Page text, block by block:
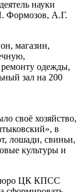
науки
Формозов, А.Г.
магазин,
одежды,
зал на 200
своё хозяйство,
в
лошади, свиньи,
культуры и
ЦК КПСС